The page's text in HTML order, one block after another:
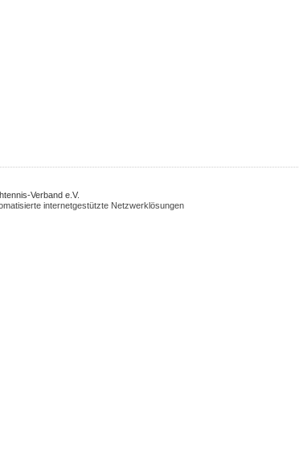
Verband e.V.
internetgestützte Netzwerklösungen